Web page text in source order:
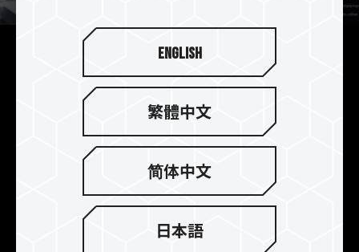
デュアルモジュール高速ワン
クリックオーバークロック
最新のIntel XMP3.0およびAMD EXPOオーバーク
ロック技術をサポートしており、ASRock、
ASUS、BIOSTAR、GIGABYTE、MSI マザーボー
ドメーカーの完全な互換性と安定性検証に合格し
ているため、メモリーは優れた互換性でパフォー
マンスの向上を簡単に体験できます。IntelとAMD
プラットフォームで安定したワンクリックオーバ
English
繁體中文
简体中文
日本語